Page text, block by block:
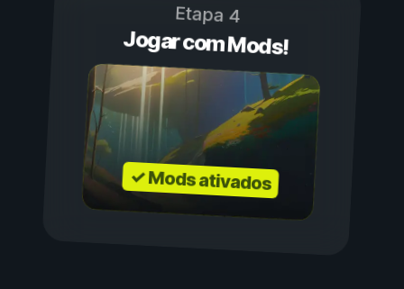
Etapa 4
Jogar com Mods!
✓ Mods ativados